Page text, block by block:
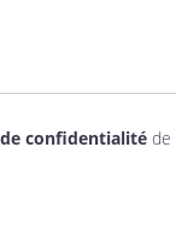
confidentialitéde